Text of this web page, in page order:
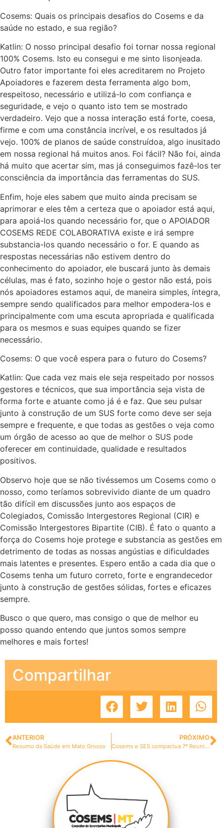
Cosems: Quais os principais desafios do Cosems e da
saúde no estado, e sua região?
Katlin: O nosso principal desafio foi tornar nossa regional
100% Cosems. Isto eu consegui e me sinto lisonjeada.
Outro fator importante foi eles acreditarem no Projeto
Apoiadores e fazerem desta ferramenta algo bom,
respeitoso, necessário e utilizá-lo com confiança e
seguridade, e vejo o quanto isto tem se mostrado
verdadeiro. Vejo que a nossa interação está forte, coesa,
firme e com uma constância incrível, e os resultados já
vejo. 100% de planos de saúde construídoa, algo inusitado
em nossa regional há muitos anos. Foi fácil? Não foi, ainda
há muito que acertar sim, mas já conseguimos fazê-los ter
consciência da importância das ferramentas do SUS.
Enfim, hoje eles sabem que muito ainda precisam se
aprimorar e eles têm a certeza que o apoiador está aqui,
para apoiá-los quando necessário for, que o APOIADOR
COSEMS REDE COLABORATIVA existe e irá sempre
substancia-los quando necessário o for. E quando as
respostas necessárias não estivem dentro do
conhecimento do apoiador, ele buscará junto às demais
células, mas é fato, sozinho hoje o gestor não está, pois
nós apoiadores estamos aqui, de maneira simples, íntegra,
sempre sendo qualificados para melhor empodera-los e
principalmente com uma escuta apropriada e qualificada
para os mesmos e suas equipes quando se fizer
necessário.
Cosems: O que você espera para o futuro do Cosems?
Katlin: Que cada vez mais ele seja respeitado por nossos
gestores e técnicos, que sua importância seja vista de
forma forte e atuante como já é e faz. Que seu pulsar
junto à construção de um SUS forte como deve ser seja
sempre e frequente, e que todas as gestões o veja como
um órgão de acesso ao que de melhor o SUS pode
oferecer em continuidade, qualidade e resultados
positivos.
Observo hoje que se não tivéssemos um Cosems como o
nosso, como teríamos sobrevivido diante de um quadro
tão difícil em discussões junto aos espaços de
Colegiados, Comissão Intergestores Regional (CIR) e
Comissão Intergestores Bipartite (CIB). É fato o quanto a
força do Cosems hoje protege e substancia as gestões em
detrimento de todas as nossas angústias e dificuldades
mais latentes e presentes. Espero então a cada dia que o
Cosems tenha um futuro correto, forte e engrandecedor
junto à construção de gestões sólidas, fortes e eficazes
sempre.
Busco o que quero, mas consigo o que de melhor eu
posso quando entendo que juntos somos sempre
melhores e mais fortes!
Compartilhar
ANTERIOR
Resumo da Saúde em Mato Grosso
PRÓXIMO
Cosems e SES compactua 7ª Reunião Ordinária da CIB/MT